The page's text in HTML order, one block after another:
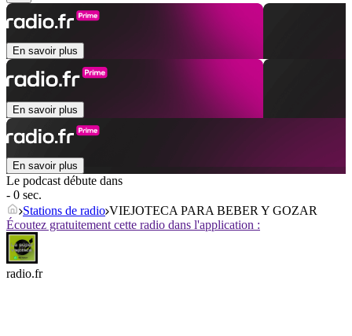
En savoir plus
En savoir plus
En savoir plus
Le podcast débute dans
- 0 sec.
Stations de radio VIEJOTECA PARA BEBER Y GOZAR
Écoutez gratuitement cette radio dans l'application :
radio.fr